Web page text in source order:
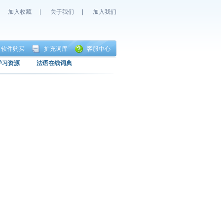
加入收藏 关于我们 加入我们
软件购买 扩充词库 客服中心
习资源 法语在线词典